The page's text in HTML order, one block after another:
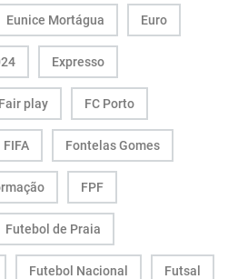
Eunice Mortágua Euro
Expresso
Fair play FC Porto
FIFA Fontelas Gomes
FPF
Futebol de Praia
Futebol Nacional Futsal